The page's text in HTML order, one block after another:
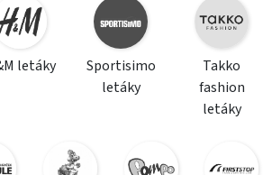
letáky
Sportisimo
letáky
Takko
fashion
letáky